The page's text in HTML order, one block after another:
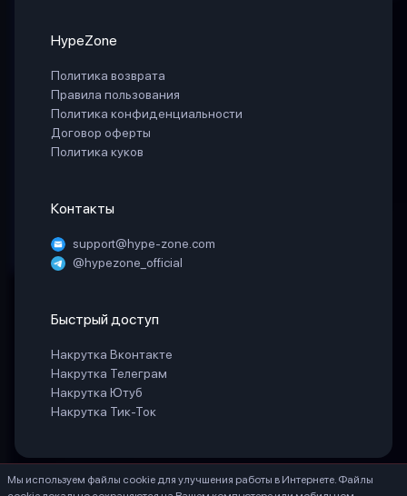
Мы используем файлы cookie для улучшения работы в Интернете. Файлы
HypeZone
Политика возврата
Правила пользования
Политика конфиденциальности
Договор оферты
Политика куков
Контакты
support@hype-zone.com
@hypezone_official
Быстрый доступ
Накрутка Вконтакте
Накрутка Телеграм
Накрутка Ютуб
Накрутка Тик-Ток
© 2025 «HypeZone». Все права защищены.